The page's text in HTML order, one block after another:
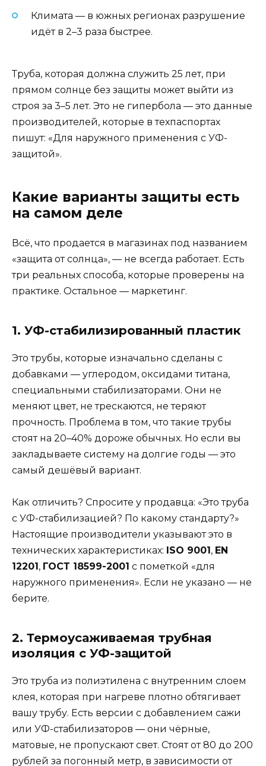
Климата — в южных регионах разрушение
идёт в 2–3 раза быстрее.
Труба, которая должна служить 25 лет, при
прямом солнце без защиты может выйти из
строя за 3–5 лет. Это не гипербола — это данные
производителей, которые в техпаспортах
пишут: «Для наружного применения с УФ-
защитой».
Какие варианты защиты есть
на самом деле
Всё, что продается в магазинах под названием
«защита от солнца», — не всегда работает. Есть
три реальных способа, которые проверены на
практике. Остальное — маркетинг.
1. УФ-стабилизированный пластик
Это трубы, которые изначально сделаны с
добавками — углеродом, оксидами титана,
специальными стабилизаторами. Они не
меняют цвет, не трескаются, не теряют
прочность. Проблема в том, что такие трубы
стоят на 20–40% дороже обычных. Но если вы
закладываете систему на долгие годы — это
самый дешёвый вариант.
Как отличить? Спросите у продавца: «Это труба
с УФ-стабилизацией? По какому стандарту?»
Настоящие производители указывают это в
технических характеристиках: ISO 9001, EN
12201, ГОСТ 18599-2001 с пометкой «для
наружного применения». Если не указано — не
берите.
2. Термоусаживаемая трубная
изоляция с УФ-защитой
Это труба из полиэтилена с внутренним слоем
клея, которая при нагреве плотно обтягивает
вашу трубу. Есть версии с добавлением сажи
или УФ-стабилизаторов — они чёрные,
матовые, не пропускают свет. Стоят от 80 до 200
рублей за погонный метр, в зависимости от